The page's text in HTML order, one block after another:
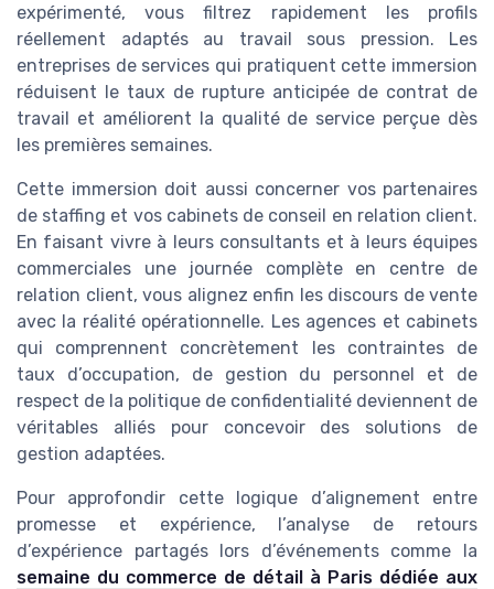
expérimenté, vous filtrez rapidement les profils
réellement adaptés au travail sous pression. Les
entreprises de services qui pratiquent cette immersion
réduisent le taux de rupture anticipée de contrat de
travail et améliorent la qualité de service perçue dès
les premières semaines.
Cette immersion doit aussi concerner vos partenaires
de staffing et vos cabinets de conseil en relation client.
En faisant vivre à leurs consultants et à leurs équipes
commerciales une journée complète en centre de
relation client, vous alignez enfin les discours de vente
avec la réalité opérationnelle. Les agences et cabinets
qui comprennent concrètement les contraintes de
taux d’occupation, de gestion du personnel et de
respect de la politique de confidentialité deviennent de
véritables alliés pour concevoir des solutions de
gestion adaptées.
Pour approfondir cette logique d’alignement entre
promesse et expérience, l’analyse de retours
d’expérience partagés lors d’événements comme la
semaine du commerce de détail à Paris dédiée aux